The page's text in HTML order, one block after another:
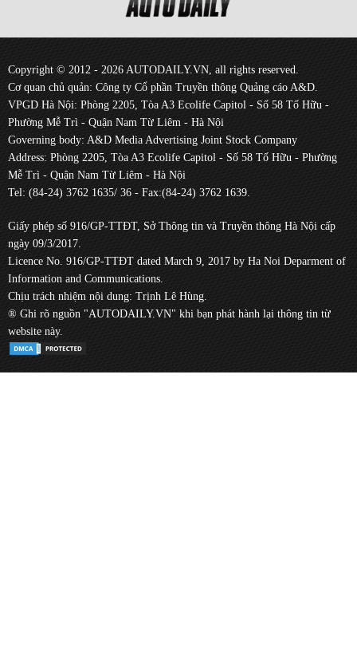
Copyright © 2012 - 2026 AUTODAILY.VN, all rights reserved.
Cơ quan chủ quản: Công ty Cổ phần Truyền thông Quảng cáo A&D.
VPGD Hà Nội: Phòng 2205, Tòa A3 Ecolife Capitol - Số 58 Tố Hữu -
Phường Mễ Trì - Quận Nam Từ Liêm - Hà Nội
Governing body: A&D Media Advertising Joint Stock Company
Address: Phòng 2205, Tòa A3 Ecolife Capitol - Số 58 Tố Hữu - Phường
Mễ Trì - Quận Nam Từ Liêm - Hà Nội
Tel: (84-24) 3762 1635/ 36 - Fax:(84-24) 3762 1639.
Giấy phép số 916/GP-TTĐT, Sở Thông tin và Truyền thông Hà Nội cấp
ngày 09/3/2017.
Licence No. 916/GP-TTĐT dated March 9, 2017 by Ha Noi Deparment of
Information and Communications.
Chịu trách nhiệm nội dung: Trịnh Lê Hùng.
® Ghi rõ nguồn "AUTODAILY.VN" khi bạn phát hành lại thông tin từ
website này.